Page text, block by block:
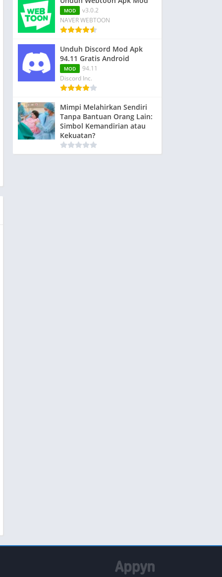
MOD
v3.0.2
NAVER WEBTOON
Unduh Discord Mod Apk
94.11 Gratis Android
MOD
94.11
Discord Inc.
Mimpi Melahirkan Sendiri
Tanpa Bantuan Orang Lain:
Simbol Kemandirian atau
Kekuatan?